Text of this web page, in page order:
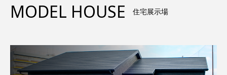
MODEL HOUSE 住宅展示場